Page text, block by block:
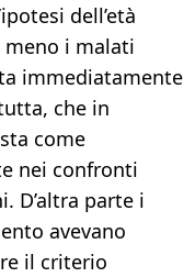
dell’età
i malati
immediatamente
che in
come
nei confronti
D’altra parte i
avevano
il criterio